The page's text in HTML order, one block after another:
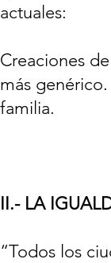
actuales:
Creaciones
más
familia.
II.- LA
“Todos los